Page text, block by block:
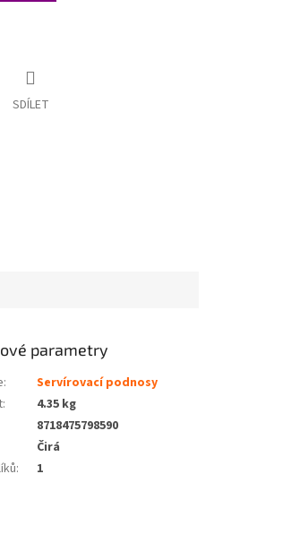
SDÍLET
parametry
:
Servírovací podnosy
:
4.35 kg
8718475798590
Čirá
: 1